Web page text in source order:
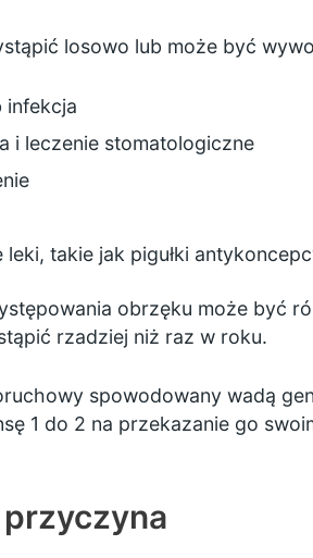
losowo lub może być
infekcja
i leczenie stomatologiczne
leki, takie jak pigułki
obrzęku może być
rzadziej niż raz w roku.
spowodowany wadą
1 do 2 na przekazanie go